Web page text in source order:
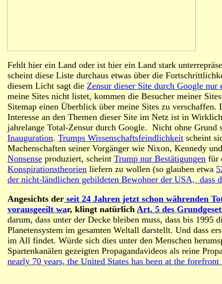
Fehlt hier ein Land oder ist hier ein Land stark
scheint diese Liste durchaus etwas über die
diesem Licht sagt die Zensur dieser Site durch Google
meine Sites nicht listet, kommen die Besucher meiner
Sitemap einen Überblick über meine Sites zu
Interesse an den Themen dieser Site im Netz ist in
jahrelange Total-Zensur durch Google. Nicht ohne Grund
Inauguration. Trumps Wissenschaftsfeindlichkeit scheint
Machenschaften seiner Vorgänger wie Nixon, Kennedy
Nonsense produziert, scheint Trump nur Bestätigungen für
Konspirationstheorien liefern zu wollen (so glauben etwa
der nicht-ländlichen gebildeten Bewohner der USA, dass
Angesichts der seit 24 Jahren jetzt schon währenden
vorausgeeilt war, klingt natürlich Art. 5 des
darum, dass unter der Decke bleiben muss, dass bis 1995
Planetensystem im gesamten Weltall darstellt. Und dass
im All findet. Würde sich dies unter den Menschen
Spartenkanälen gezeigten Propagandavideos als reine
nearly 70 years, the United States has been at the